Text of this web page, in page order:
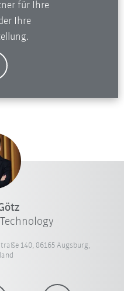
für Ihre
Ihre
140, 86165 Augsburg,